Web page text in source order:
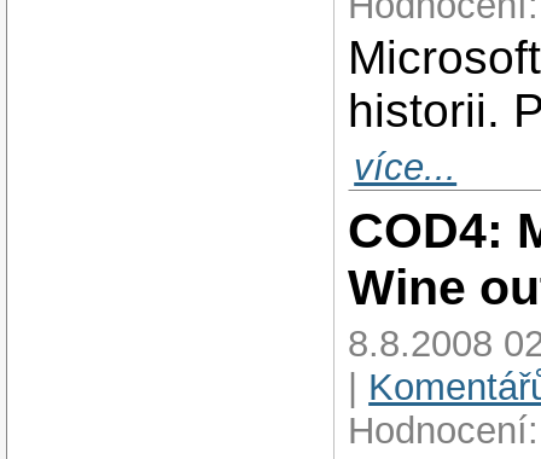
historii.
více...
COD4:
Wine
8.8.2008